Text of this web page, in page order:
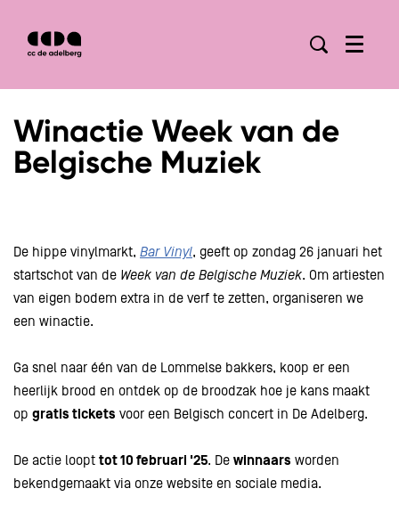
Menu
Winactie Week van de
Belgische Muziek
De hippe vinylmarkt, Bar Vinyl, geeft op zondag 26 januari het
startschot van de Week van de Belgische Muziek. Om artiesten
van eigen bodem extra in de verf te zetten, organiseren we
een winactie.
Ga snel naar één van de Lommelse bakkers, koop er een
heerlijk brood en ontdek op de broodzak hoe je kans maakt
op gratis tickets voor een Belgisch concert in De Adelberg.
De actie loopt tot 10 februari '25. De winnaars worden
bekendgemaakt via onze website en sociale media.